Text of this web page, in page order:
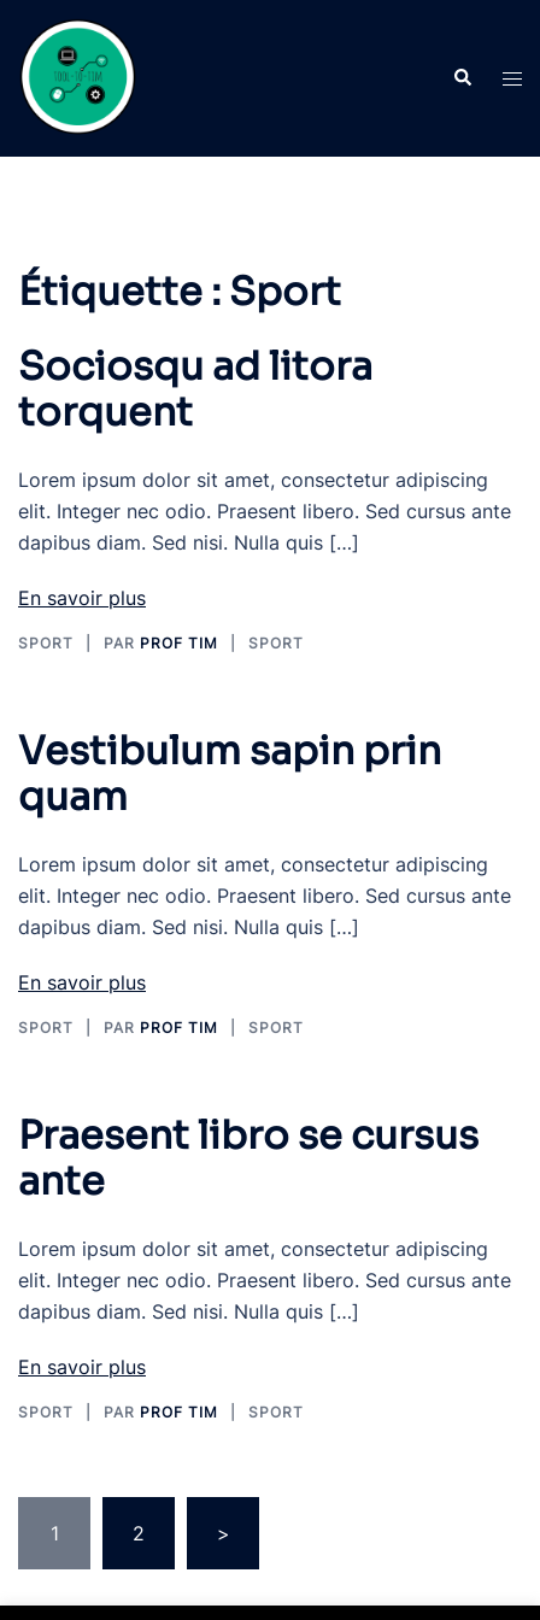
contenu
Étiquette : Sport
Sociosqu ad litora
torquent
Lorem ipsum dolor sit amet, consectetur adipiscing
elit. Integer nec odio. Praesent libero. Sed cursus ante
dapibus diam. Sed nisi. Nulla quis […]
En savoir plus
SPORT PAR PROF TIM SPORT
Vestibulum sapin prin
quam
Lorem ipsum dolor sit amet, consectetur adipiscing
elit. Integer nec odio. Praesent libero. Sed cursus ante
dapibus diam. Sed nisi. Nulla quis […]
En savoir plus
SPORT PAR PROF TIM SPORT
Praesent libro se cursus
ante
Lorem ipsum dolor sit amet, consectetur adipiscing
elit. Integer nec odio. Praesent libero. Sed cursus ante
dapibus diam. Sed nisi. Nulla quis […]
En savoir plus
SPORT PAR PROF TIM SPORT
des
publications
1 2 >